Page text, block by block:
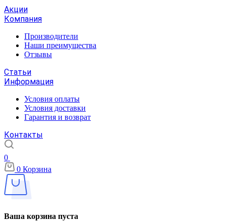
Акции
Компания
Производители
Наши преимущества
Отзывы
Статьи
Информация
Условия оплаты
Условия доставки
Гарантия и возврат
Контакты
0
0 Корзина
Ваша корзина пуста